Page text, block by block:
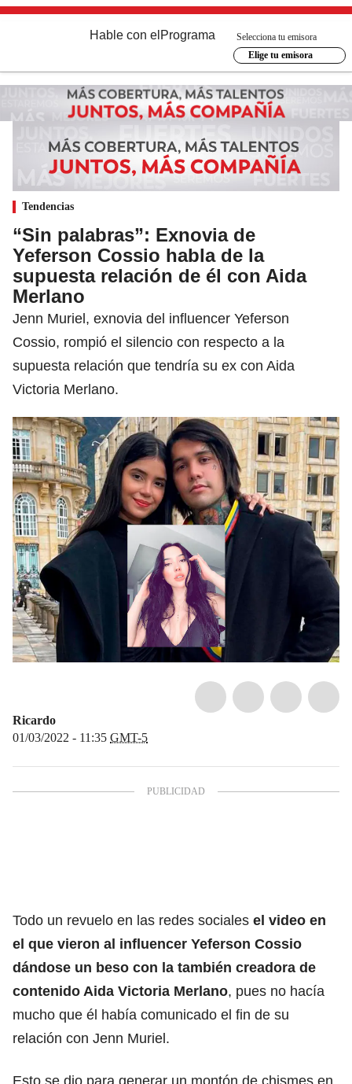
Hable con el Programa
Selecciona tu emisora
Elige tu emisora
Tendencias
“Sin palabras”: Exnovia de
Yeferson Cossio habla de la
supuesta relación de él con Aida
Merlano
Jenn Muriel, exnovia del influencer Yeferson
Cossio, rompió el silencio con respecto a la
supuesta relación que tendría su ex con Aida
Victoria Merlano.
Ricardo
01/03/2022 - 11:35 GMT-5
Todo un revuelo en las redes sociales el video en
el que vieron al influencer Yeferson Cossio
dándose un beso con la también creadora de
contenido Aida Victoria Merlano, pues no hacía
mucho que él había comunicado el fin de su
relación con Jenn Muriel.
Esto se dio para generar un montón de chismes en